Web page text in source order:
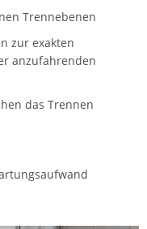
Trennebenen
zur exakten
anzufahrenden
das Trennen